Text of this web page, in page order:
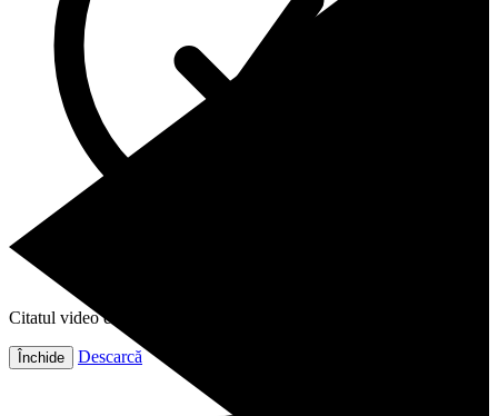
Citatul video este gata!
Închide Descarcă